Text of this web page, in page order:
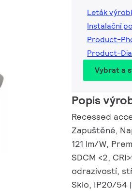
Leták
Instalační
Product-
Product-
Vybrat a
Popis
Recessed
Zapuštěné,
121 lm/W,
SDCM <2,
odrazivostí,
Sklo, IP20/54